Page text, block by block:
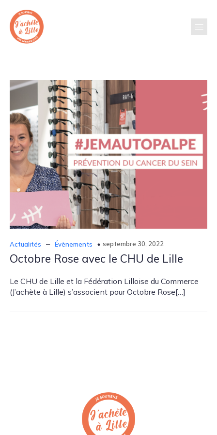
Actualités – Évènements septembre 30, 2022
Octobre Rose avec le CHU de Lille
Le CHU de Lille et la Fédération Lilloise du Commerce
(J’achète à Lille) s’associent pour Octobre Rose[…]